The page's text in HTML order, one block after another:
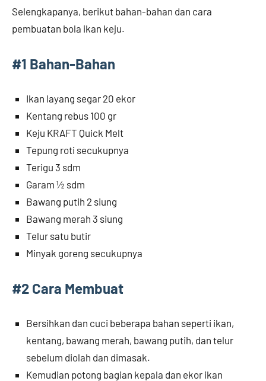
Selengkapanya, berikut bahan-bahan dan cara
pembuatan bola ikan keju.
#1 Bahan-Bahan
Ikan layang segar 20 ekor
Kentang rebus 100 gr
Keju KRAFT Quick Melt
Tepung roti secukupnya
Terigu 3 sdm
Garam ½ sdm
Bawang putih 2 siung
Bawang merah 3 siung
Telur satu butir
Minyak goreng secukupnya
#2 Cara Membuat
Bersihkan dan cuci beberapa bahan seperti ikan,
kentang, bawang merah, bawang putih, dan telur
sebelum diolah dan dimasak.
Kemudian potong bagian kepala dan ekor ikan